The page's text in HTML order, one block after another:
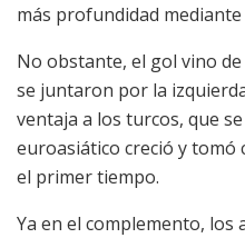
más profundidad
No obstante, el gol vino
se juntaron por la
ventaja a los turcos, que
euroasiático creció y
el primer tiempo.
Ya en el complemento,